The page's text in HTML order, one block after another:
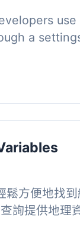
use
a
鬆方便地找
詢提供地理